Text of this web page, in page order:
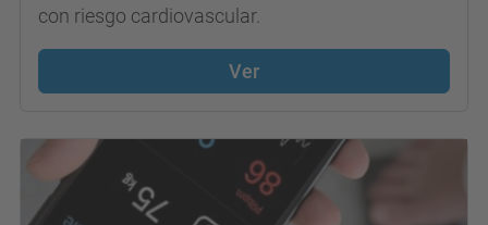
con riesgo cardiovascular.
Ver